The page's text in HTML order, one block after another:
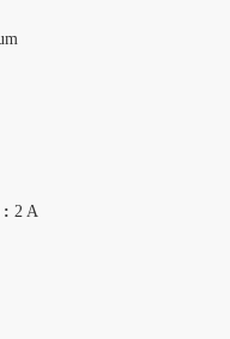
: 2 A